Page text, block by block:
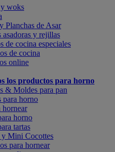
y woks
Planchas de Asar
asadoras y rejillas
de cocina especiales
de cocina
online
los productos para horno
& Moldes para pan
para horno
hornear
horno
tartas
y Mini Cocottes
para hornear